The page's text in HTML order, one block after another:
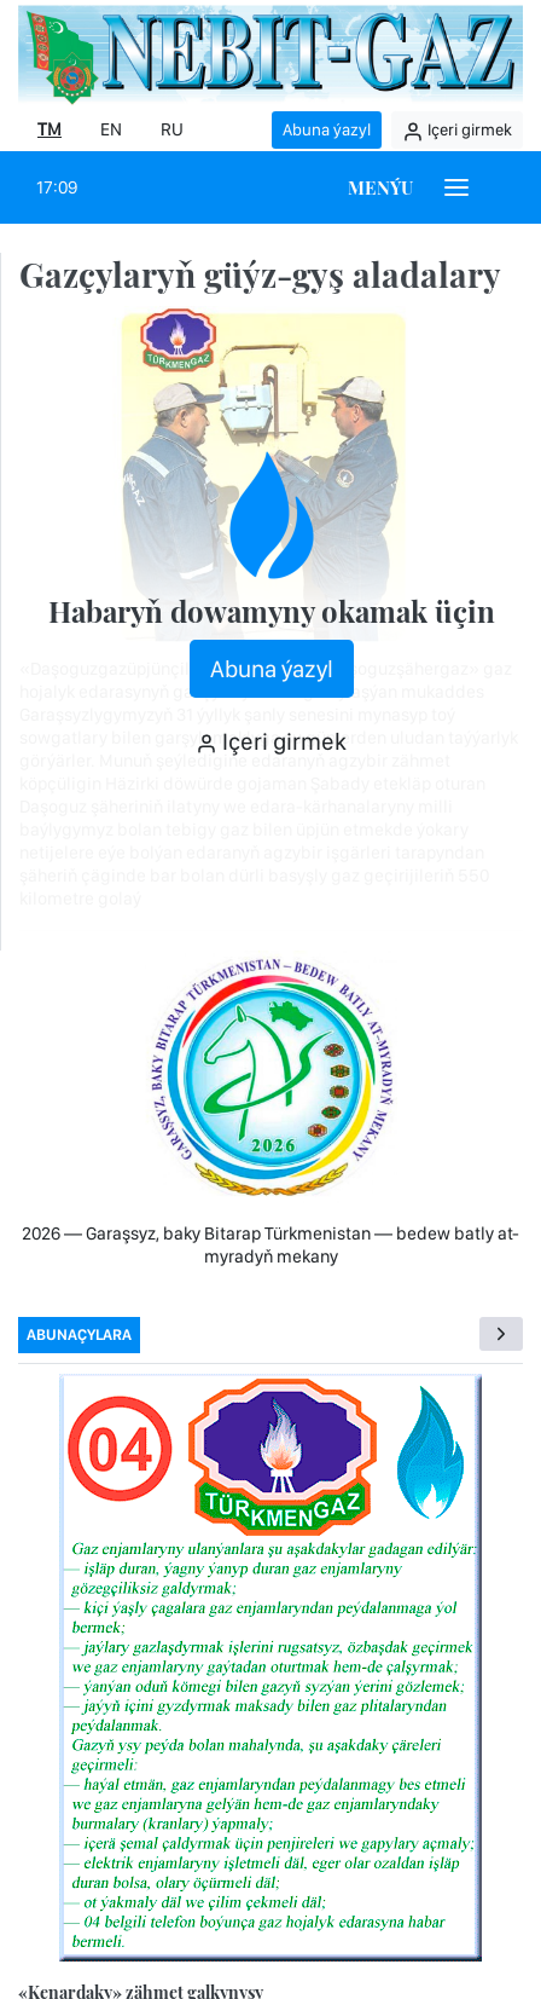
TM EN RU Abuna ýazyl Içeri girmek
17:09 MENÝU
Gazçylaryň güýz-gyş aladalary
«Daşoguzgazüpjünçilik» müdirliginiň «Daşoguzşähergaz» gaz
hojalyk edarasynyň gazçylary barha golaýlaşýan mukaddes
sowgatlary bilen garşylamaklyga şu günlerden uludan taýýarlyk
görýärler. Munuň şeýledigine edaranyň agzybir zähmet
Habaryň dowamyny okamak üçin
Abuna ýazyl
Içeri girmek
2026 — Garaşsyz, baky Bitarap Türkmenistan — bedew batly at-
myradyň mekany
ABUNAÇYLARA
«Kenardaky» zähmet galkynyşy